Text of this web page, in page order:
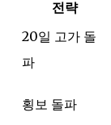
전략
20일 고가 돌
파
횡보 돌파